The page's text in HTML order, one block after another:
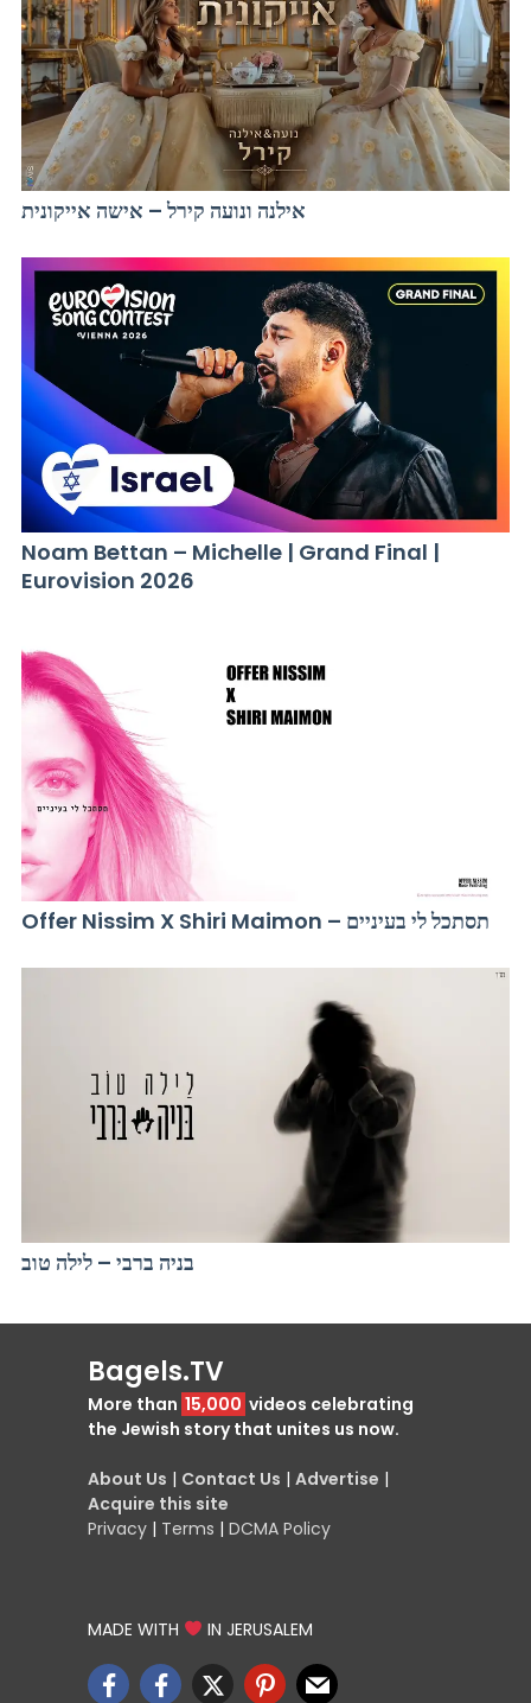
אילנה ונועה קירל – אישה אייקונית
Noam Bettan – Michelle | Grand Final |
Eurovision 2026
Offer Nissim X Shiri Maimon – תסתכל לי בעיניים
בניה ברבי – לילה טוב
Bagels.TV
More than 15,000 videos celebrating
the Jewish story that unites us now.
About Us | Contact Us | Advertise |
Acquire this site
Privacy | Terms | DCMA Policy
MADE WITH IN JERUSALEM